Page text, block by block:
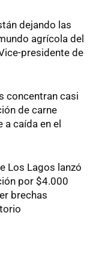
dejando las
agrícola del
presidente de
concentran casi
de carne
a caída en el
Los Lagos lanzó
por $4.000
brechas